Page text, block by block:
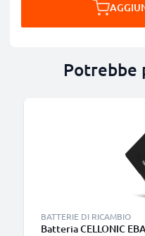
Potrebbe
BATTERIE DI RICAMBIO
Batteria CELLONIC